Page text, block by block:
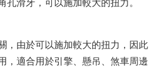
孔滑牙，可以施加較大的扭力。
，由於可以施加較大的扭力，因此
，適合用於引擎、懸吊、煞車周邊